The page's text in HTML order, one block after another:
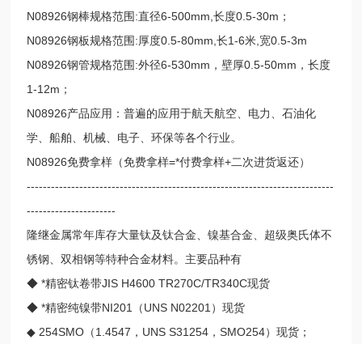
N08926钢棒规格范围:直径6-500mm,长度0.5-30m；
N08926钢板规格范围:厚度0.5-80mm,长1-6米,宽0.5-3m
N08926钢管规格范围:外径6-530mm，壁厚0.5-50mm，长度
1-12m；
N08926产品应用：普遍的应用于航天航空、电力、石油化
学、船舶、机械、电子、环保等各个行业。
N08926免费拿样（免费拿样=*付费拿样+二次进货返还）
----------------------------------------------------------------------------
----------------------
隆继金属常年库存大量钛及钛合金、镍基合金、超级奥氏体不
锈钢、双相钢等特种合金材料。主要品种有
◆ *精密钛卷带JIS H4600 TR270C/TR340C现货
◆ *精密纯镍带NI201（UNS N02201）现货
◆ 254SMO（1.4547，UNS S31254，SMO254）现货；